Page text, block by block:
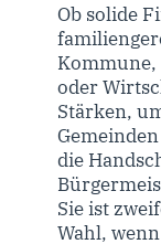
Ob solide
Kommune,
oder
Stärken,
die
Sie ist
Wahl,